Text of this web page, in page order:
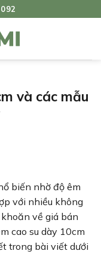
và các mẫu
biến nhờ độ êm
với nhiều không
về giá bán
cao su dày 10cm
trong bài viết dưới